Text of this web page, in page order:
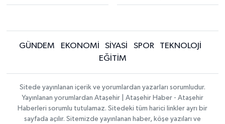
GÜNDEM EKONOMİ SİYASİ SPOR
TEKNOLOJİ
EĞİTİM
Sitede yayınlanan içerik ve yorumlardan yazarları sorumludur.
Yayınlanan yorumlardan Ataşehir | Ataşehir Haber - Ataşehir
Haberleri sorumlu tutulamaz. Sitedeki tüm harici linkler ayrı bir
sayfada açılır. Sitemizde yayınlanan haber, köşe yazıları ve